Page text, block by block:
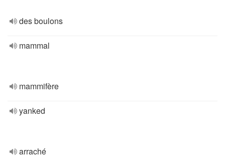
des boulons
mammal
mammifère
yanked
arraché